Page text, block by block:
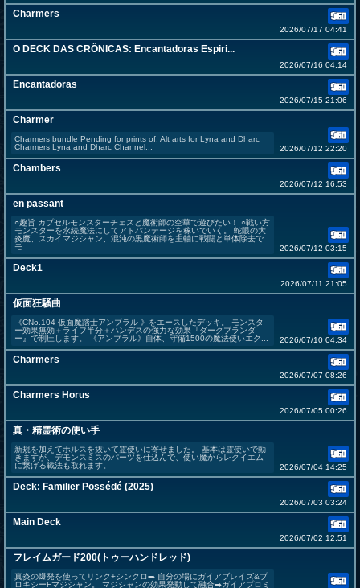
Charmers
2026/07/17 04:41
O DECK DAS CRÔNICAS: Encantadoras Espiri...
2026/07/16 04:14
Encantadoras
2026/07/15 21:06
Charmer
Charmers bundle Pending for prints of: Alt arts for Lyna and Dharc
Charmers Lyna and Dharc Channel...
2026/07/12 22:20
Chambers
2026/07/12 16:53
en passant
○趣旨 カプセルモンスターチェスと魔術師の空華で遊びたい！ ○戦い方
モンスターを永続魔法にしてアドバンテージを稼いでいく。 蛇眼の大
炎魔、スカイマジシャン、混沌の黒魔術師を主軸に戦闘と単体除去で
モ...
2026/07/12 03:15
Deck1
2026/07/11 21:05
仮面狂騒曲
《CNo.104 仮面魔踏士アンブラル 》をエースしたデッキ。 モンスタ
ー効果無効＋ライフ半分＋ハンデスの強力な効果『ダークプランダ
ー』で制圧します。 《アンブラル》自体、守備1500の魔法使いエク...
2026/07/10 04:34
Charmers
2026/07/07 08:26
Charmers Horus
2026/07/05 00:26
真・精霊術の使い手
新規を加えてホルスを抜いて霊使いに寄せました。 基本は霊使いで動
きますが、デモンスミスのパーツを仕込んで、使い魔からレクイエム
に繋げる戦法も取れます。
2026/07/04 14:25
Deck: Familier Possédé (2025)
2026/07/03 03:24
Main Deck
2026/07/02 12:51
フレイムガード200(トゥーハンドレッド)
真炎の爆発を使ってリンク+シンクロ➡️ 自分の場にガイアブレイズ&プ
ロキシーFマジシャン。 マジシャンの効果発動して融合➡️ガイアプロミ